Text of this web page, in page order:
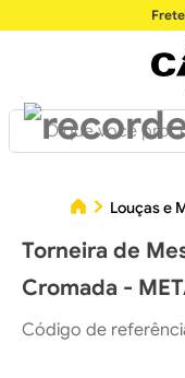
O que você procura?
Louças e
Torneira de
Cromada -
Código de